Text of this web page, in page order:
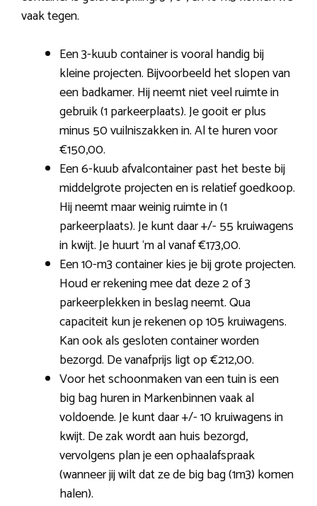
vaak tegen.
Een 3-kuub container is vooral handig bij
kleine projecten. Bijvoorbeeld het slopen van
een badkamer. Hij neemt niet veel ruimte in
gebruik (1 parkeerplaats). Je gooit er plus
minus 50 vuilniszakken in. Al te huren voor
€150,00.
Een 6-kuub afvalcontainer past het beste bij
middelgrote projecten en is relatief goedkoop.
Hij neemt maar weinig ruimte in (1
parkeerplaats). Je kunt daar +/- 55 kruiwagens
in kwijt. Je huurt ‘m al vanaf €173,00.
Een 10-m3 container kies je bij grote projecten.
Houd er rekening mee dat deze 2 of 3
parkeerplekken in beslag neemt. Qua
capaciteit kun je rekenen op 105 kruiwagens.
Kan ook als gesloten container worden
bezorgd. De vanafprijs ligt op €212,00.
Voor het schoonmaken van een tuin is een
big bag huren in Markenbinnen vaak al
voldoende. Je kunt daar +/- 10 kruiwagens in
kwijt. De zak wordt aan huis bezorgd,
vervolgens plan je een ophaalafspraak
(wanneer jij wilt dat ze de big bag (1m3) komen
halen).